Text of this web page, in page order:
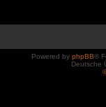
Powered by phpBB®
Deutsche